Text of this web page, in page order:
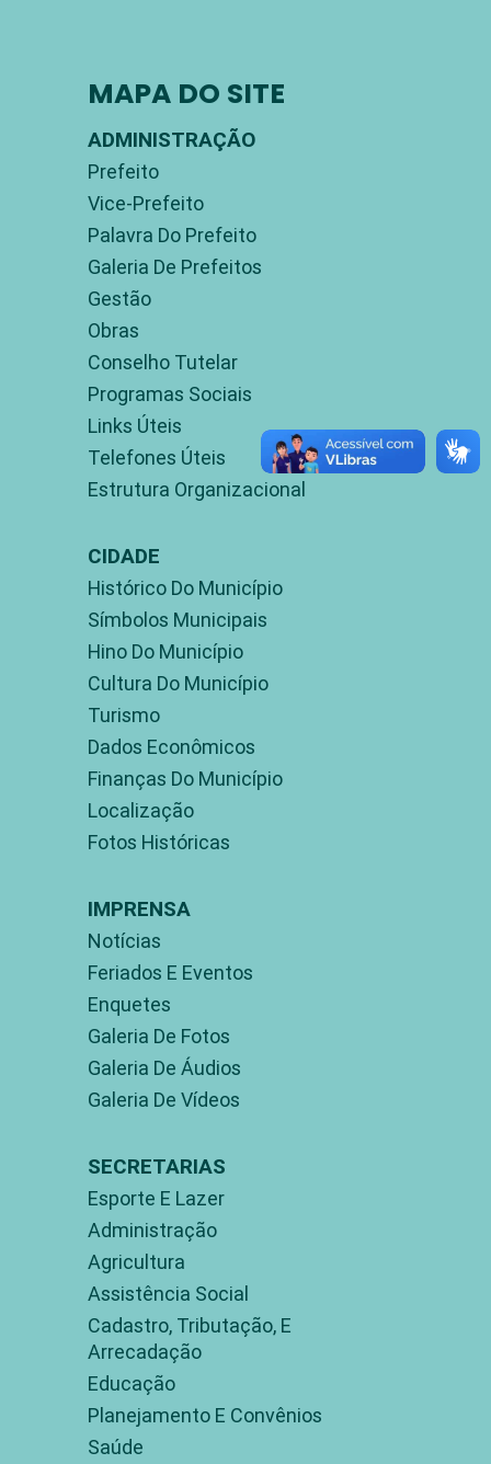
MAPA DO SITE
ADMINISTRAÇÃO
Prefeito
Vice-Prefeito
Palavra Do Prefeito
Galeria De Prefeitos
Gestão
Obras
Conselho Tutelar
Programas Sociais
Links Úteis
Telefones Úteis
Estrutura Organizacional
CIDADE
Histórico Do Município
Símbolos Municipais
Hino Do Município
Cultura Do Município
Turismo
Dados Econômicos
Finanças Do Município
Localização
Fotos Históricas
IMPRENSA
Notícias
Feriados E Eventos
Enquetes
Galeria De Fotos
Galeria De Áudios
Galeria De Vídeos
SECRETARIAS
Esporte E Lazer
Administração
Agricultura
Assistência Social
Cadastro, Tributação, E
Arrecadação
Educação
Planejamento E Convênios
Saúde